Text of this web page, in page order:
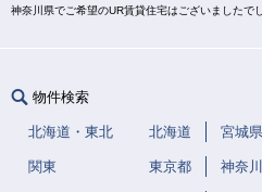
神奈川県でご希望のUR賃貸住宅はございました
物件検索
北海道・東北 北海道 宮城県
関東 東京都 神奈